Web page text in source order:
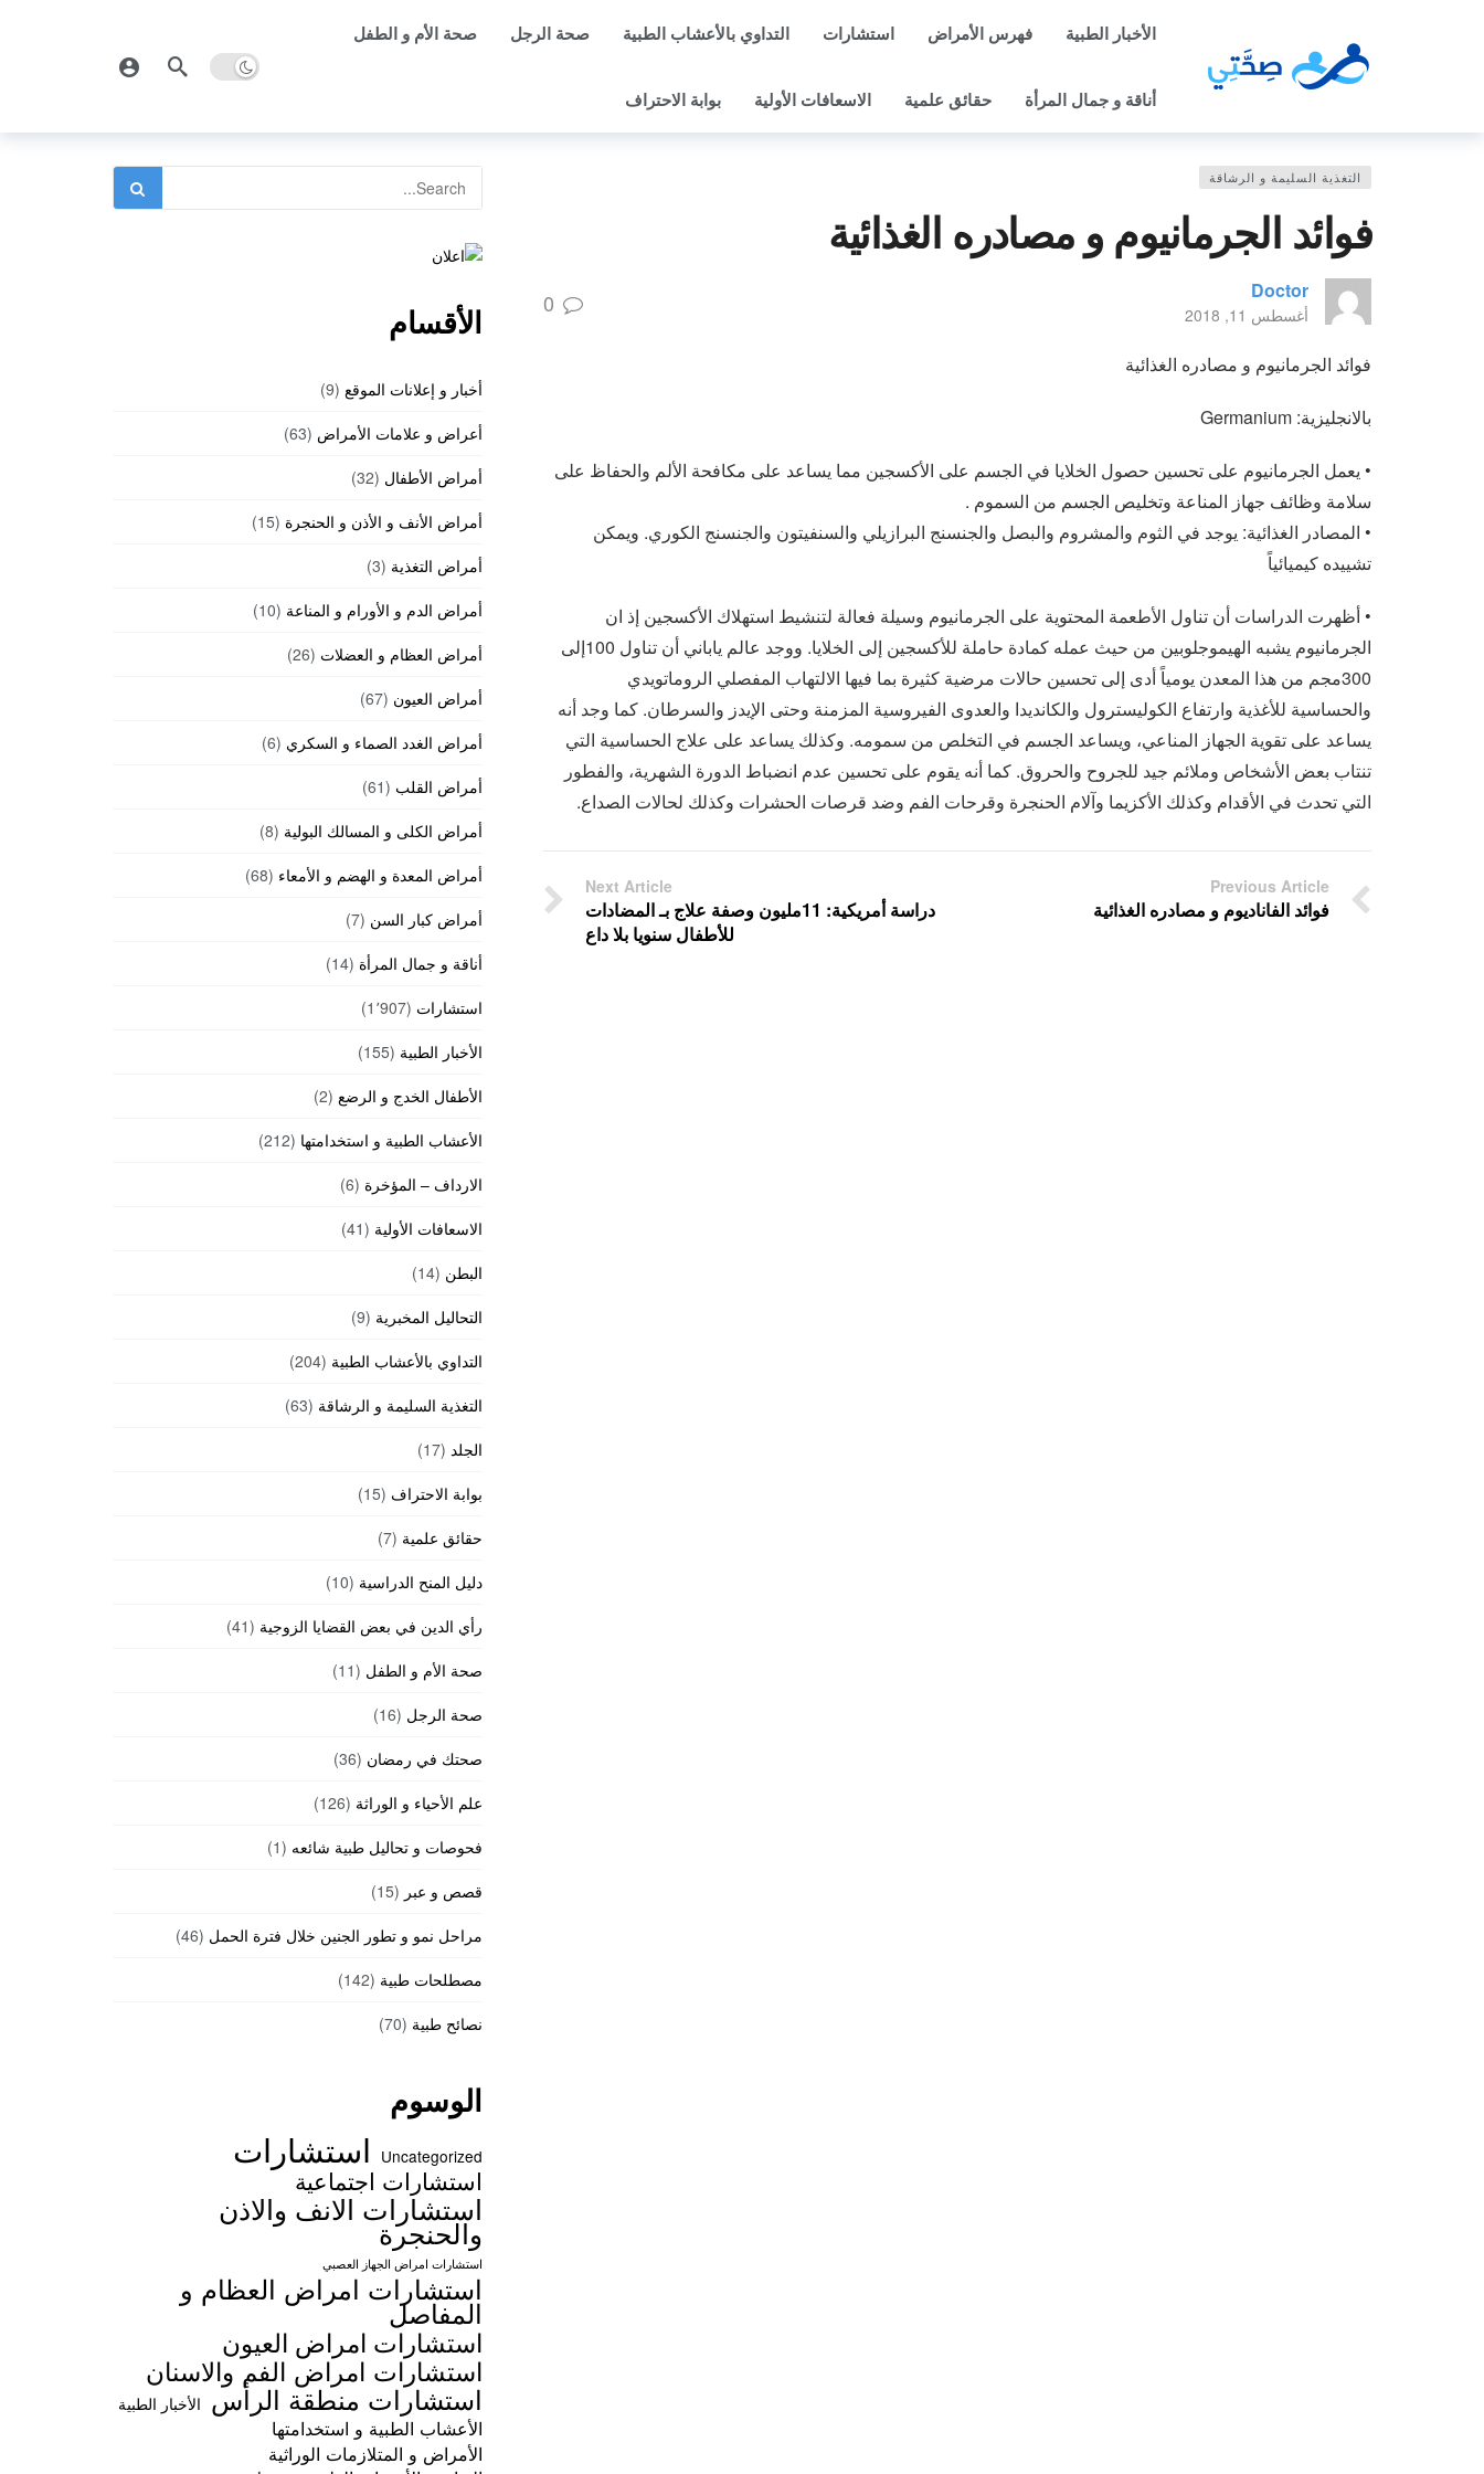
الأخبار الطبية فهرس الأمراض استشارات التداوي بالأعشاب الطبية صحة الرجل صحة الأم و الطفل
أناقة و جمال المرأة حقائق علمية الاسعافات الأولية بوابة الاحتراف
التغذية السليمة و الرشاقة
فوائد الجرمانيوم و مصادره الغذائية
Doctor
أغسطس 11, 2018 0
فوائد الجرمانيوم و مصادره الغذائية
بالانجليزية: Germanium
• يعمل الجرمانيوم على تحسين حصول الخلايا في الجسم على الأكسجين مما يساعد على مكافحة الألم والحفاظ على
سلامة وظائف جهاز المناعة وتخليص الجسم من السموم .
• المصادر الغذائية: يوجد في الثوم والمشروم والبصل والجنسنج البرازيلي والسنفيتون والجنسنج الكوري. ويمكن
تشييده كيميائياً
• أظهرت الدراسات أن تناول الأطعمة المحتوية على الجرمانيوم وسيلة فعالة لتنشيط استهلاك الأكسجين إذ ان
الجرمانيوم يشبه الهيموجلوبين من حيث عمله كمادة حاملة للأكسجين إلى الخلايا. ووجد عالم ياباني أن تناول 100إلى
300مجم من هذا المعدن يومياً أدى إلى تحسين حالات مرضية كثيرة بما فيها الالتهاب المفصلي الروماتويدي
والحساسية للأغذية وارتفاع الكوليسترول والكانديدا والعدوى الفيروسية المزمنة وحتى الإيدز والسرطان. كما وجد أنه
يساعد على تقوية الجهاز المناعي، ويساعد الجسم في التخلص من سمومه. وكذلك يساعد على علاج الحساسية التي
تنتاب بعض الأشخاص وملائم جيد للجروح والحروق. كما أنه يقوم على تحسين عدم انضباط الدورة الشهرية، والفطور
التي تحدث في الأقدام وكذلك الأكزيما وآلام الحنجرة وقرحات الفم وضد قرصات الحشرات وكذلك لحالات الصداع.
Previous Article
فوائد الفاناديوم و مصادره الغذائية
Next Article
دراسة أمريكية: 11مليون وصفة علاج بـ المضادات
للأطفال سنويا بلا داع
الأقسام
أخبار و إعلانات الموقع (9)
أعراض و علامات الأمراض (63)
أمراض الأطفال (32)
أمراض الأنف و الأذن و الحنجرة (15)
أمراض التغذية (3)
أمراض الدم و الأورام و المناعة (10)
أمراض العظام و العضلات (26)
أمراض العيون (67)
أمراض الغدد الصماء و السكري (6)
أمراض القلب (61)
أمراض الكلى و المسالك البولية (8)
أمراض المعدة و الهضم و الأمعاء (68)
أمراض كبار السن (7)
أناقة و جمال المرأة (14)
استشارات (1٬907)
الأخبار الطبية (155)
الأطفال الخدج و الرضع (2)
الأعشاب الطبية و استخدامتها (212)
الارداف – المؤخرة (6)
الاسعافات الأولية (41)
البطن (14)
التحاليل المخبرية (9)
التداوي بالأعشاب الطبية (204)
التغذية السليمة و الرشاقة (63)
الجلد (17)
بوابة الاحتراف (15)
حقائق علمية (7)
دليل المنح الدراسية (10)
رأي الدين في بعض القضايا الزوجية (41)
صحة الأم و الطفل (11)
صحة الرجل (16)
صحتك في رمضان (36)
علم الأحياء و الوراثة (126)
فحوصات و تحاليل طبية شائعه (1)
قصص و عبر (15)
مراحل نمو و تطور الجنين خلال فترة الحمل (46)
مصطلحات طبية (142)
نصائح طبية (70)
الوسوم
Uncategorized استشارات
استشارات اجتماعية
استشارات الانف والاذن
والحنجرة
استشارات امراض الجهاز العصبي
استشارات امراض العظام و
المفاصل
استشارات امراض العيون
استشارات امراض الفم والاسنان
استشارات منطقة الرأس الأخبار الطبية
الأعشاب الطبية و استخدامتها
الأمراض و المتلازمات الوراثية